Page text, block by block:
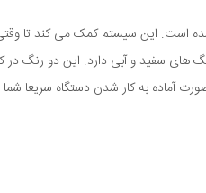
سفید و آبی دارد. این دو رنگ در
آماده به کار شدن دستگاه سریعا شما